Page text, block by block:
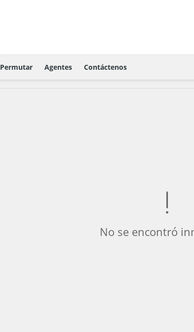
Permutar Agentes Contáctenos
No se encontró